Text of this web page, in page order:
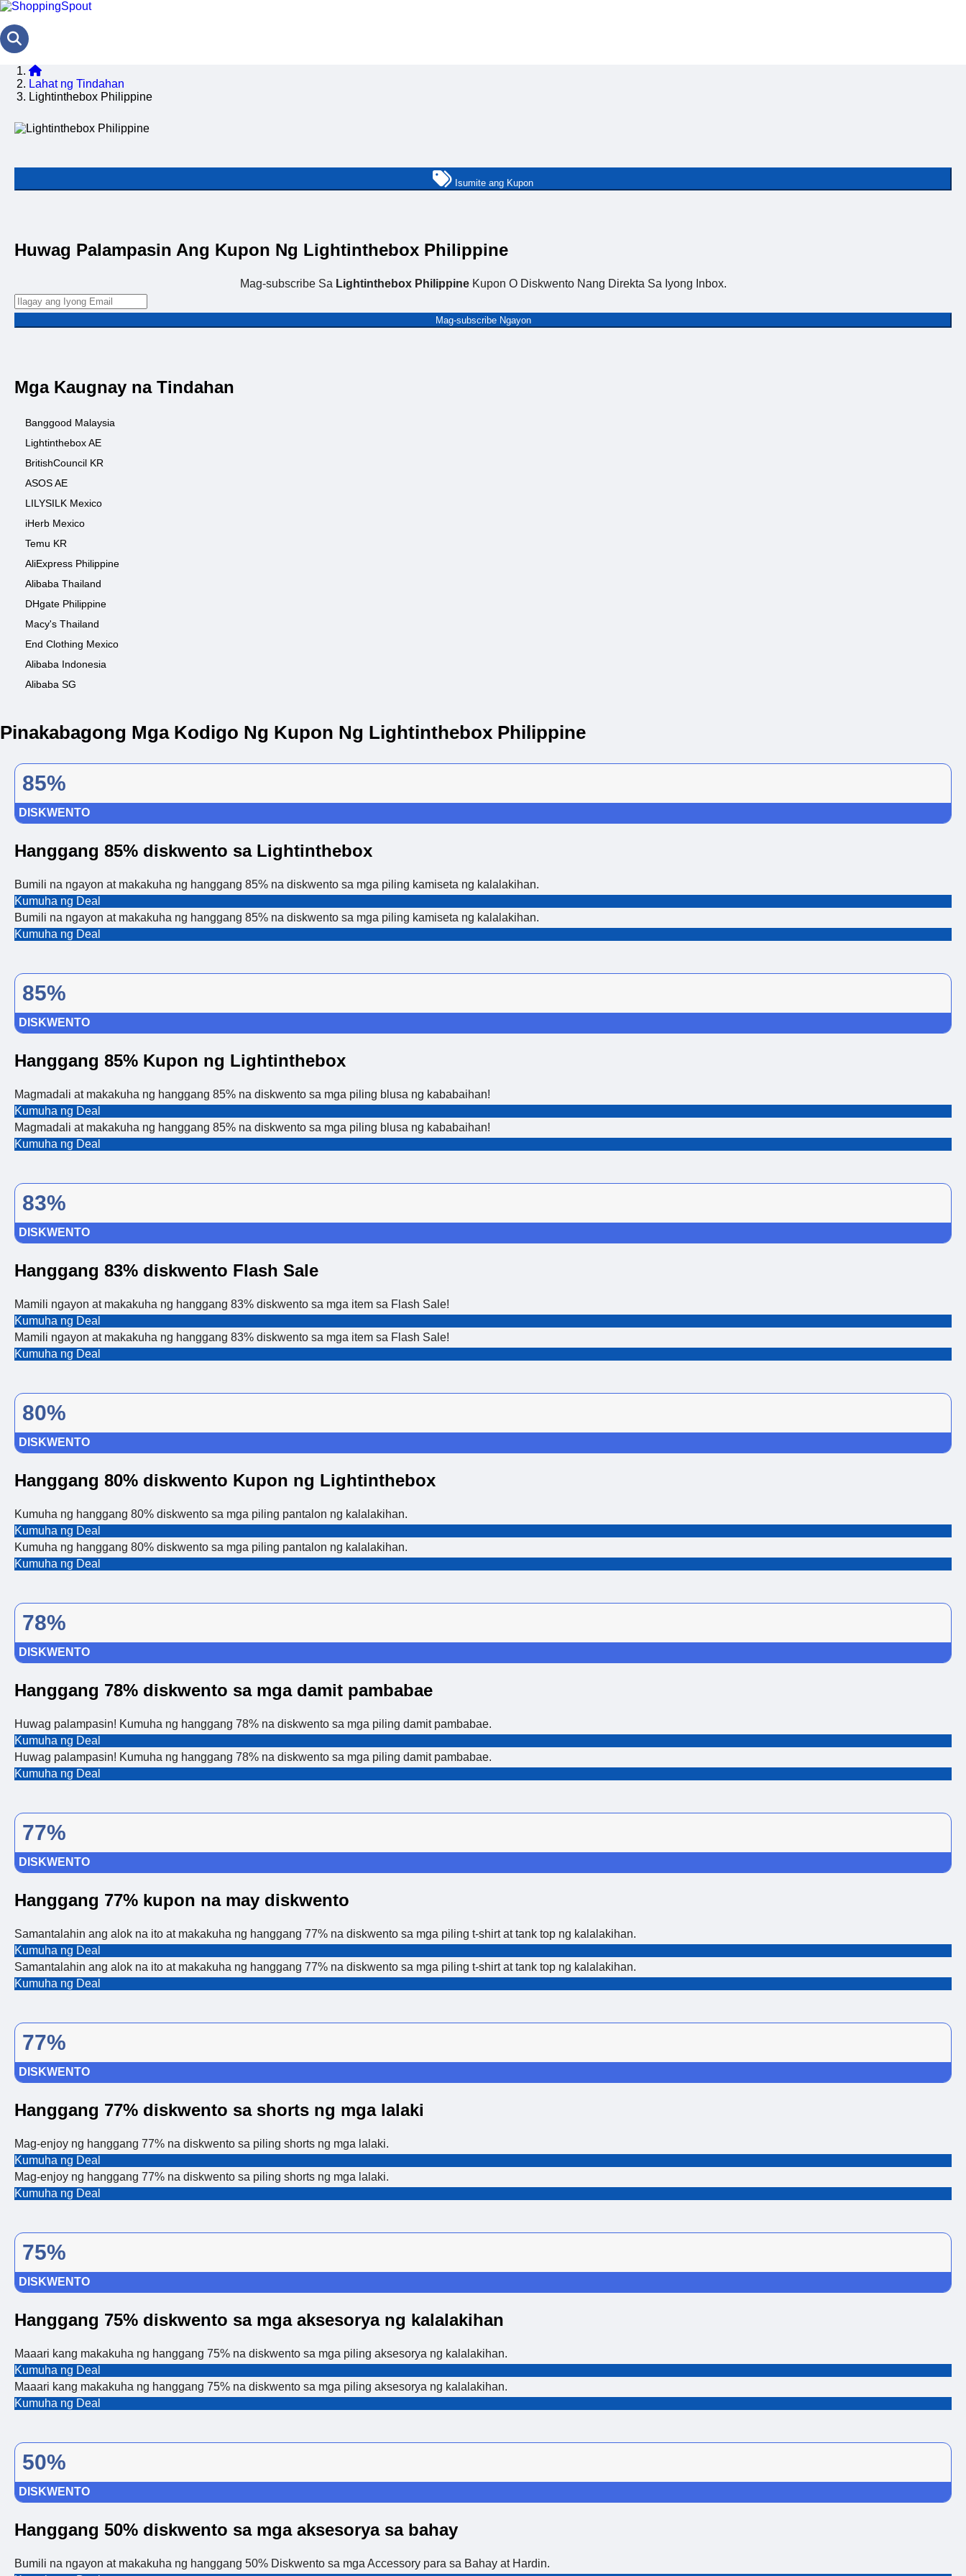
Lahat ng Tindahan
Lightinthebox Philippine
Isumite ang Kupon
Huwag Palampasin Ang Kupon Ng Lightinthebox Philippine
Mag-subscribe Sa Lightinthebox PhilippineKupon O Diskwento Nang Direkta Sa Iyong Inbox.
Mag-subscribe Ngayon
Mga Kaugnay na Tindahan
Banggood Malaysia
Lightinthebox AE
BritishCouncil KR
ASOS AE
LILYSILK Mexico
iHerb Mexico
Temu KR
AliExpress Philippine
Alibaba Thailand
DHgate Philippine
Macy's Thailand
End Clothing Mexico
Alibaba Indonesia
Alibaba SG
Pinakabagong Mga Kodigo Ng Kupon Ng Lightinthebox Philippine
85%
DISKWENTO
Hanggang 85% diskwento sa Lightinthebox
Bumili na ngayon at makakuha ng hanggang 85% na diskwento sa mga piling kamiseta ng kalalakihan.
Kumuha ng Deal
Bumili na ngayon at makakuha ng hanggang 85% na diskwento sa mga piling kamiseta ng kalalakihan.
Kumuha ng Deal
85%
DISKWENTO
Hanggang 85% Kupon ng Lightinthebox
Magmadali at makakuha ng hanggang 85% na diskwento sa mga piling blusa ng kababaihan!
Kumuha ng Deal
Magmadali at makakuha ng hanggang 85% na diskwento sa mga piling blusa ng kababaihan!
Kumuha ng Deal
83%
DISKWENTO
Hanggang 83% diskwento Flash Sale
Mamili ngayon at makakuha ng hanggang 83% diskwento sa mga item sa Flash Sale!
Kumuha ng Deal
Mamili ngayon at makakuha ng hanggang 83% diskwento sa mga item sa Flash Sale!
Kumuha ng Deal
80%
DISKWENTO
Hanggang 80% diskwento Kupon ng Lightinthebox
Kumuha ng hanggang 80% diskwento sa mga piling pantalon ng kalalakihan.
Kumuha ng Deal
Kumuha ng hanggang 80% diskwento sa mga piling pantalon ng kalalakihan.
Kumuha ng Deal
78%
DISKWENTO
Hanggang 78% diskwento sa mga damit pambabae
Huwag palampasin! Kumuha ng hanggang 78% na diskwento sa mga piling damit pambabae.
Kumuha ng Deal
Huwag palampasin! Kumuha ng hanggang 78% na diskwento sa mga piling damit pambabae.
Kumuha ng Deal
77%
DISKWENTO
Hanggang 77% kupon na may diskwento
Samantalahin ang alok na ito at makakuha ng hanggang 77% na diskwento sa mga piling t-shirt at tank top ng kalalakihan.
Kumuha ng Deal
Samantalahin ang alok na ito at makakuha ng hanggang 77% na diskwento sa mga piling t-shirt at tank top ng kalalakihan.
Kumuha ng Deal
77%
DISKWENTO
Hanggang 77% diskwento sa shorts ng mga lalaki
Mag-enjoy ng hanggang 77% na diskwento sa piling shorts ng mga lalaki.
Kumuha ng Deal
Mag-enjoy ng hanggang 77% na diskwento sa piling shorts ng mga lalaki.
Kumuha ng Deal
75%
DISKWENTO
Hanggang 75% diskwento sa mga aksesorya ng kalalakihan
Maaari kang makakuha ng hanggang 75% na diskwento sa mga piling aksesorya ng kalalakihan.
Kumuha ng Deal
Maaari kang makakuha ng hanggang 75% na diskwento sa mga piling aksesorya ng kalalakihan.
Kumuha ng Deal
50%
DISKWENTO
Hanggang 50% diskwento sa mga aksesorya sa bahay
Bumili na ngayon at makakuha ng hanggang 50% Diskwento sa mga Accessory para sa Bahay at Hardin.